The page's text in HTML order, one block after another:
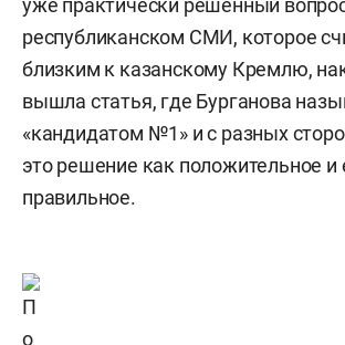
уже практически решенный
республиканском СМИ, которое
близким к казанскому Кремлю,
вышла статья, где Бурганова
«кандидатом №1» и с разных
это решение как положительное и
правильное.